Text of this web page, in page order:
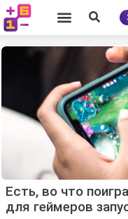
Есть, во что
для геймеров